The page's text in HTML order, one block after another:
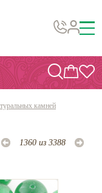
камней
1360 из 3388